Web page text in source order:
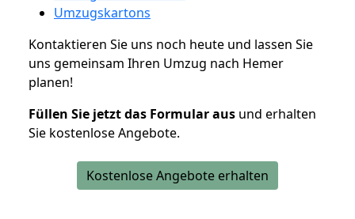
Umzugskartons
Kontaktieren Sie uns noch heute und lassen Sie
uns gemeinsam Ihren Umzug nach Hemer
planen!
Füllen Sie jetzt das Formular aus und erhalten
Sie kostenlose Angebote.
Kostenlose Angebote erhalten